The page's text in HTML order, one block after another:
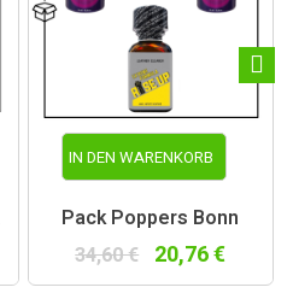
IN DEN WARENKORB
Pack Poppers Bonn
34,60 € 20,76 €